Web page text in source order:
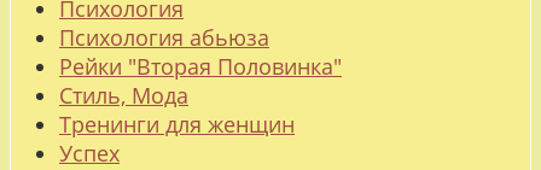
Психология
Психология абьюза
Рейки "Вторая Половинка"
Стиль, Мода
Тренинги для женщин
Успех